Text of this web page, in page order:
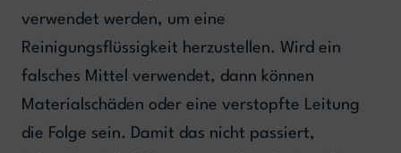
verwendet werden, um eine
Reinigungsflüssigkeit herzustellen. Wird ein
falsches Mittel verwendet, dann können
Materialschäden oder eine verstopfte Leitung
die Folge sein. Damit das nicht passiert,